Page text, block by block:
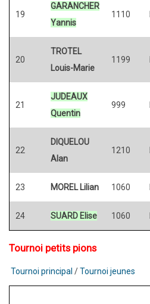
19
GARANCHER
Yannis
1110
20
TROTEL
Louis-Marie
1199
21
JUDEAUX
Quentin
999
22
DIQUELOU
Alan
1210
23 MOREL Lilian 1060
24 SUARD Elise 1060
Tournoi petits pions
Tournoi principal /Tournoi jeunes